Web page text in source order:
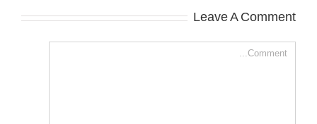
Leave A Comment
Comment